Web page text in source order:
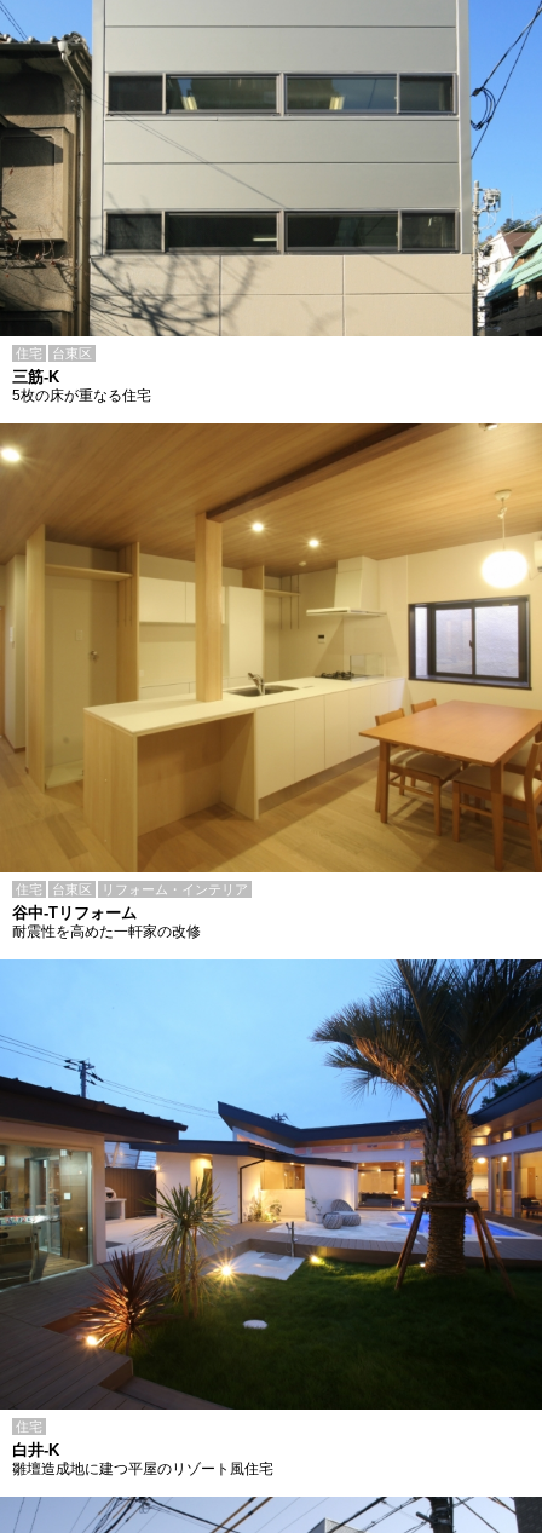
住宅 台東区
三筋-K
5枚の床が重なる住宅
住宅 台東区 リフォーム・インテリア
谷中-Tリフォーム
耐震性を高めた一軒家の改修
住宅
白井-K
雛壇造成地に建つ平屋のリゾート風住宅